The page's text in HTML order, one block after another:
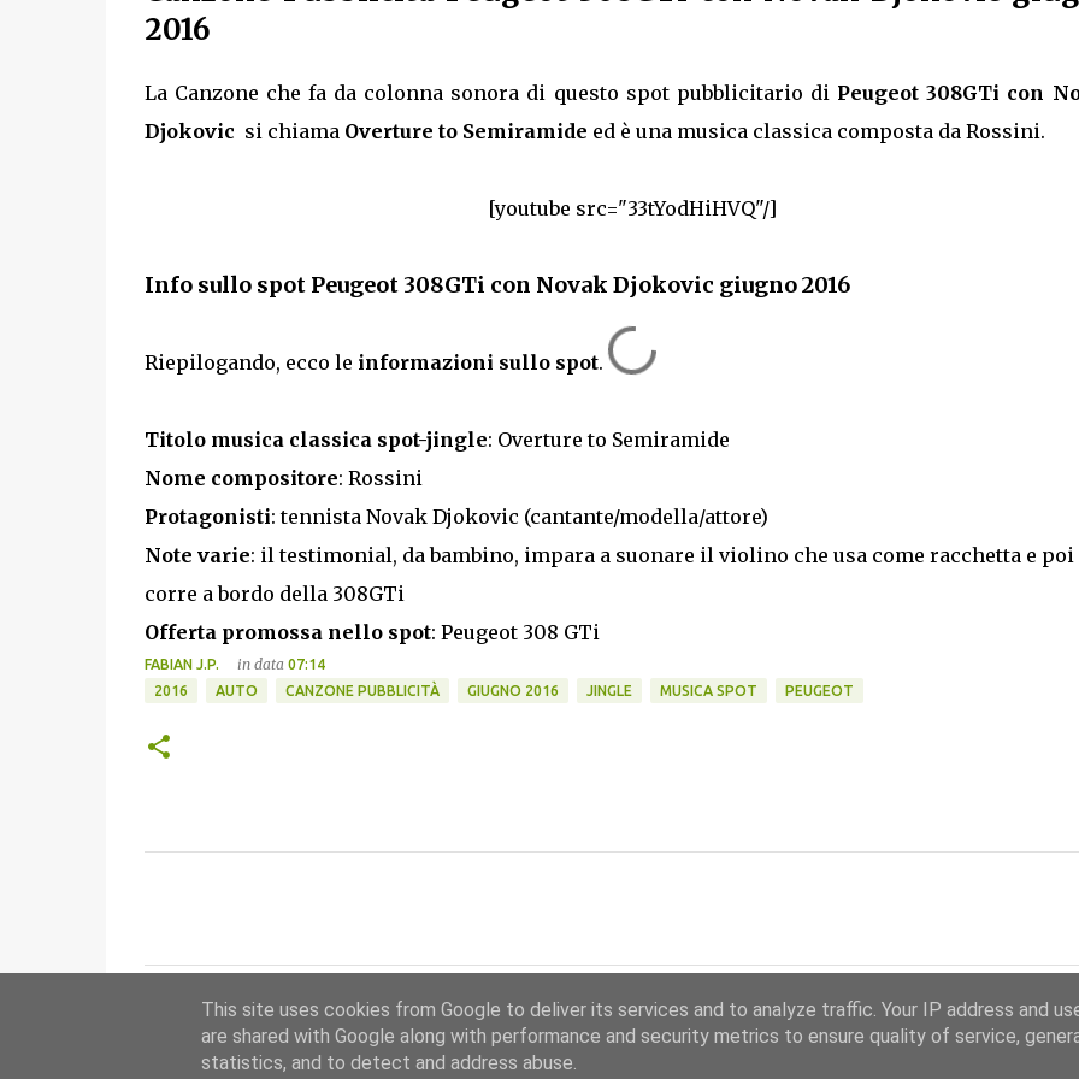
2016
La Canzone che fa da colonna sonora di questo spot pubblicitario di Peugeot 308GTi con
Djokovic si chiama Overture to Semiramide ed è una musica classica composta da Rossini.
[youtube src="33tYodHiHVQ"/]
Info sullo spot Peugeot 308GTi con Novak Djokovic giugno 2016
Riepilogando, ecco le informazioni sullo spot.
Titolo musica classica spot-jingle: Overture to Semiramide
Nome compositore: Rossini
Protagonisti: tennista Novak Djokovic (cantante/modella/attore)
Note varie: il testimonial, da bambino, impara a suonare il violino che usa come racchetta e poi
corre a bordo della 308GTi
Offerta promossa nello spot: Peugeot 308 GTi
FABIAN J.P. in data 07:14
2016
AUTO CANZONE PUBBLICITÀ GIUGNO 2016 JINGLE MUSICA SPOT PEUGEOT
This site uses cookies from Google to deliver its services and to analyze traffic. Your IP address and
are shared with Google along with performance and security metrics to ensure quality of service,
statistics, and to detect and address abuse.